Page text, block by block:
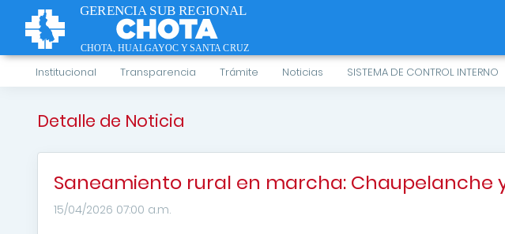
Institucional Transparencia Trámite Noticias SISTEMA DE CONTROL INTERNO
Detalle de Noticia
Saneamiento rural en marcha: Chaupelanche
15/04/2026 07:00 a.m.